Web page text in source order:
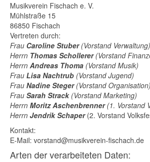
Musikverein Fischach e. V.
Mühlstraße 15
86850 Fischach
Vertreten durch:
Frau Caroline Stuber(Vorstand Verwaltung)
Herrn Thomas Schollerer(Vorstand
Herrn Andreas Thoma (Vorstand Musik)
Frau Lisa Nachtrub (Vorstand Jugend)
Frau Nadine Steger(Vorstand Organisation)
Frau Sarah Strack(Vorstand Marketing)
Herrn Moritz Aschenbrenner(1. Vorstand
Herrn Jendrik Schaper(2. Vorstand
Kontakt:
E-Mail: vorstand@musikverein-fischach.de
Arten der verarbeiteten Daten: